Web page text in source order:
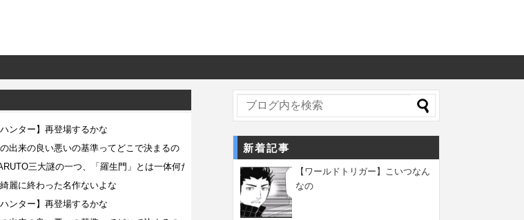
新着記事
【ワールドトリガー】こいつなん
なの